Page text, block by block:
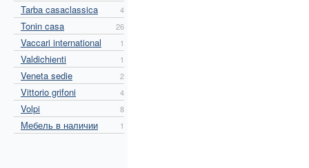
Tarba casaclassica 4
Tonin casa 26
Vaccari international 1
Valdichienti 1
Veneta sedie 2
Vittorio grifoni 4
Volpi 8
Мебель в наличии 1